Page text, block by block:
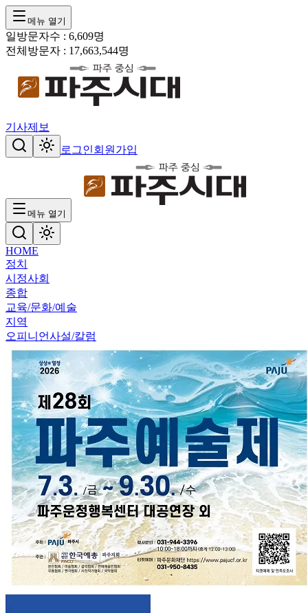
메뉴 열기
일방문자수 : 6,609명
전체방문자 : 17,663,544명
기사제보
로그인회원가입
메뉴 열기
HOME
정치
시정사회
종합
교육/문화/예술
지역
오피니언사설/칼럼